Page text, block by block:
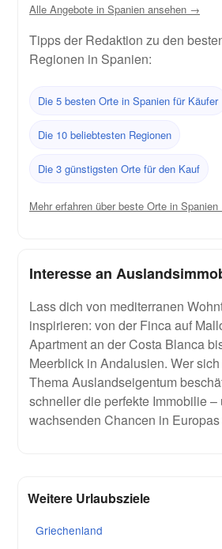
Alle Angebote in Spanien ansehen →
Tipps der Redaktion zu den
Regionen in Spanien:
Die 5 besten Orte in Spanien für Käufer
Die 10 beliebtesten Regionen
Die 3 günstigsten Orte für den Kauf
Mehr erfahren über beste Orte in
Interesse an
Lass dich von mediterranen
inspirieren: von der Finca auf
Apartment an der Costa Blanca
Meerblick in Andalusien. Wer
Thema Auslandseigentum
schneller die perfekte Immobilie –
wachsenden Chancen in
Weitere Urlaubsziele
Griechenland